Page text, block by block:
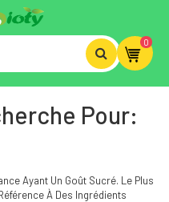
0
Pour:
Ayant Un Goût Sucré. Le Plus
À Des Ingrédients